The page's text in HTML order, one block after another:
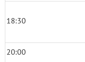
18:30
20:00